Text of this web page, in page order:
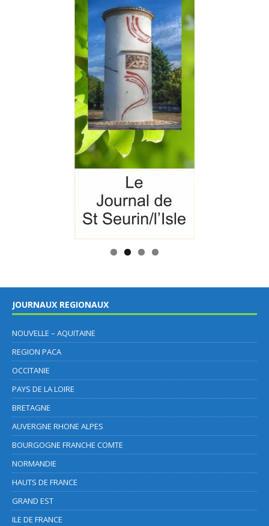
JOURNAUX REGIONAUX
NOUVELLE – AQUITAINE
REGION PACA
OCCITANIE
PAYS DE LA LOIRE
BRETAGNE
AUVERGNE RHONE ALPES
BOURGOGNE FRANCHE COMTE
NORMANDIE
HAUTS DE FRANCE
GRAND EST
ILE DE FRANCE